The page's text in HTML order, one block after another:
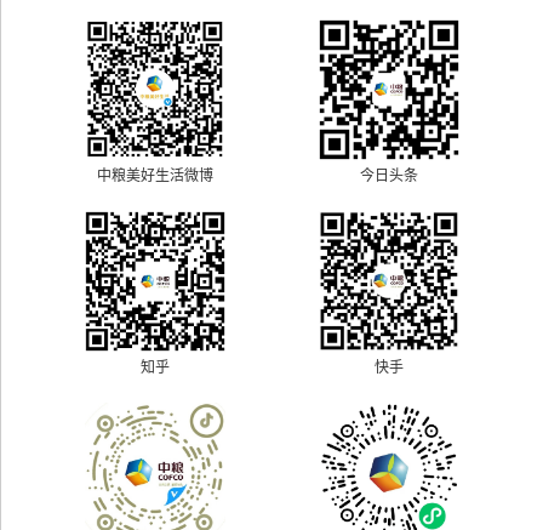
中粮美好生活微博 今日头条
知乎 快手